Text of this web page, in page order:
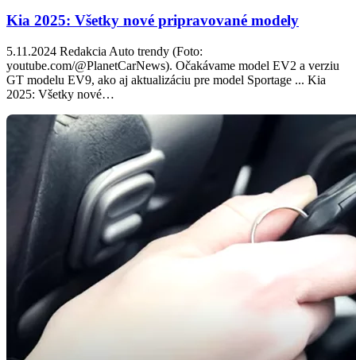
Kia 2025: Všetky nové pripravované modely
5.11.2024 Redakcia Auto trendy (Foto:
youtube.com/@PlanetCarNews). Očakávame model EV2 a verziu
GT modelu EV9, ako aj aktualizáciu pre model Sportage ... Kia
2025: Všetky nové…